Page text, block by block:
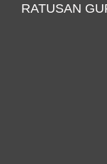
RATUSAN